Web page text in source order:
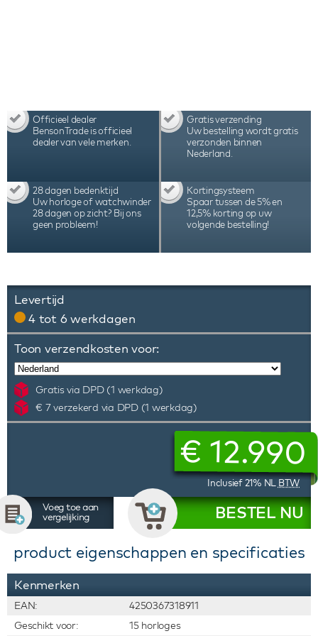
Officieel dealer
BensonTrade is officieel
dealer van vele merken.
Gratis verzending
Uw bestelling wordt gratis
verzonden binnen
Nederland.
28 dagen bedenktijd
Uw horloge of watchwinder
28 dagen op zicht? Bij ons
geen probleem!
Kortingsysteem
Spaar tussen de 5% en
12,5% korting op uw
volgende bestelling!
Levertijd
4 tot 6 werkdagen
Toon verzendkosten voor:
Gratis via DPD (1 werkdag)
€ 7 verzekerd via DPD (1 werkdag)
€ 12.990
Inclusief 21% NL BTW
Voeg toe aan
vergelijking
BESTEL NU
product eigenschappen en specificaties
Kenmerken
EAN:
4250367318911
Geschikt voor:
15 horloges